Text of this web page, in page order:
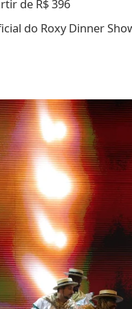
de R$ 396
do Roxy Dinner